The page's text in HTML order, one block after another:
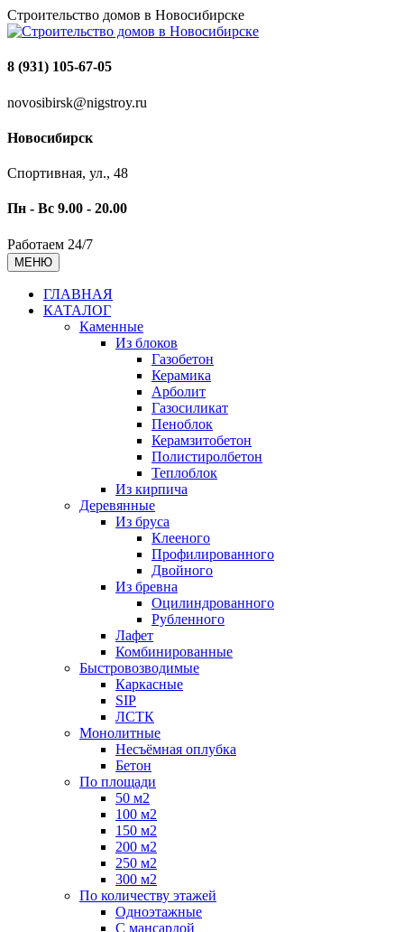
Строительство домов в Новосибирске
8 (931) 105-67-05
novosibirsk@nigstroy.ru
Новосибирск
Спортивная, ул., 48
Пн - Вс 9.00 - 20.00
Работаем 24/7
МЕНЮ
ГЛАВНАЯ
КАТАЛОГ
Каменные
Из блоков
Газобетон
Керамика
Арболит
Газосиликат
Пеноблок
Керамзитобетон
Полистиролбетон
Теплоблок
Из кирпича
Деревянные
Из бруса
Клееного
Профилированного
Двойного
Из бревна
Оцилиндрованного
Рубленного
Лафет
Комбинированные
Быстровозводимые
Каркасные
SIP
ЛСТК
Монолитные
Несъёмная оплубка
Бетон
По площади
50 м2
100 м2
150 м2
200 м2
250 м2
300 м2
По количеству этажей
Одноэтажные
С мансардой